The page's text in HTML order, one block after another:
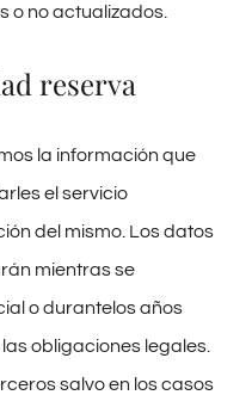
o no actualizados.
reserva
la información que
el servicio
del mismo. Los datos
mientras se
o durantelos años
obligaciones legales.
salvo en los casos